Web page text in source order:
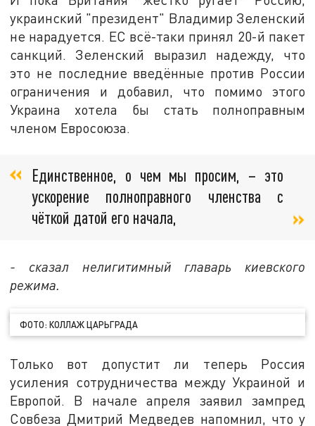
украинский "президент" Владимир Зеленский
не нарадуется. ЕС всё-таки принял 20-й пакет
санкций. Зеленский выразил надежду, что
это не последние введённые против России
ограничения и добавил, что помимо этого
Украина хотела бы стать полноправным
членом Евросоюза.
Единственное, о чем мы просим, – это
ускорение полноправного членства с
чёткой датой его начала,
- сказал нелигитимный главарь киевского
режима.
ФОТО: КОЛЛАЖ ЦАРЬГРАДА
Только вот допустит ли теперь Россия
усиления сотрудничества между Украиной и
Европой. В начале апреля заявил зампред
Совбеза Дмитрий Медведев напомнил, что у